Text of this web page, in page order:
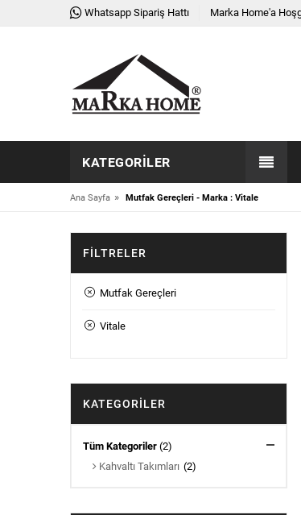
Whatsapp Sipariş Hattı Marka Home'a
KATEGORILER
Ana Sayfa » Mutfak Gereçleri - Marka : Vitale
FILTRELER
Mutfak Gereçleri
Vitale
KATEGORILER
Tüm Kategoriler (2)
Kahvaltı Takımları (2)